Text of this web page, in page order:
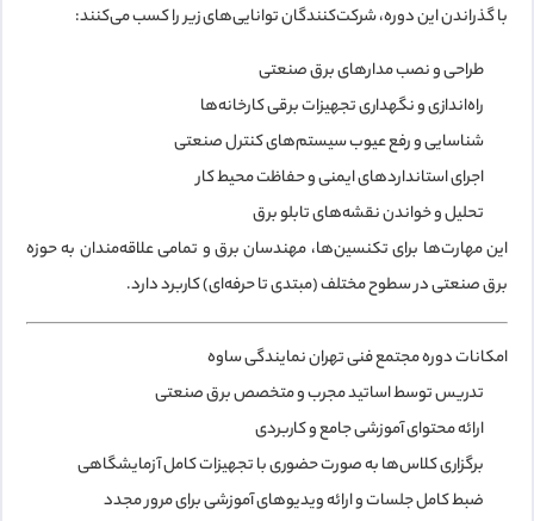
با گذراندن این دوره، شرکت‌کنندگان توانایی‌های زیر را کسب می‌کنند:
طراحی و نصب مدارهای برق صنعتی
راه‌اندازی و نگهداری تجهیزات برقی کارخانه‌ها
شناسایی و رفع عیوب سیستم‌های کنترل صنعتی
اجرای استانداردهای ایمنی و حفاظت محیط کار
تحلیل و خواندن نقشه‌های تابلو برق
این مهارت‌ها برای تکنسین‌ها، مهندسان برق و تمامی علاقه‌مندان به حوزه
برق صنعتی در سطوح مختلف (مبتدی تا حرفه‌ای) کاربرد دارد.
امکانات دوره مجتمع فنی تهران نمایندگی ساوه
تدریس توسط اساتید مجرب و متخصص برق صنعتی
ارائه محتوای آموزشی جامع و کاربردی
برگزاری کلاس‌ها به صورت حضوری با تجهیزات کامل آزمایشگاهی
ضبط کامل جلسات و ارائه ویدیوهای آموزشی برای مرور مجدد